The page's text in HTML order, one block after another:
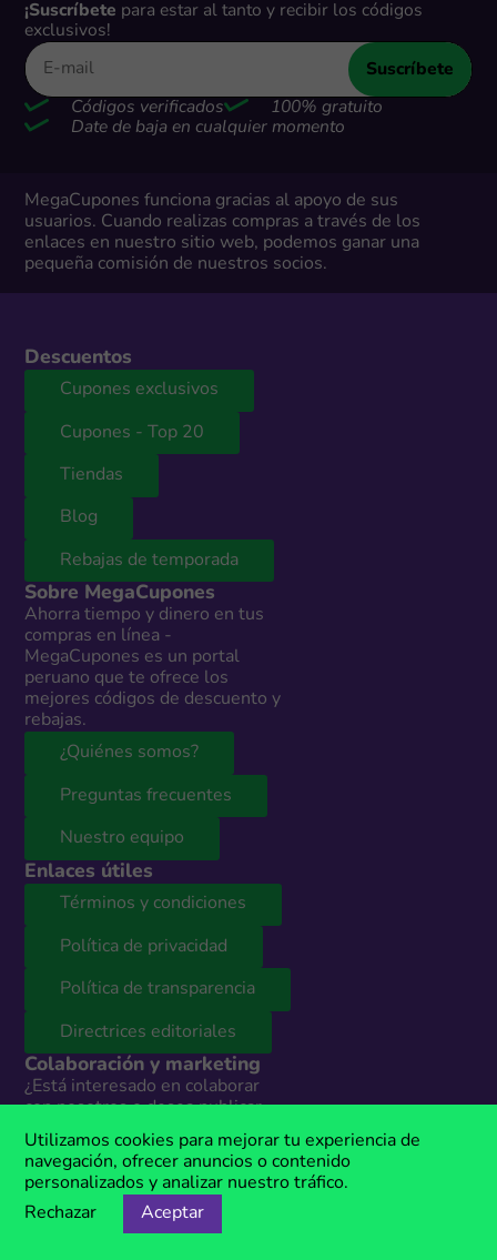
¡Suscríbete para estar al tanto y recibir los códigos
exclusivos!
Suscríbete
Códigos verificados
100% gratuito
Date de baja en cualquier momento
MegaCupones funciona gracias al apoyo de sus
usuarios. Cuando realizas compras a través de los
enlaces en nuestro sitio web, podemos ganar una
pequeña comisión de nuestros socios.
Descuentos
Cupones exclusivos
Cupones - Top 20
Tiendas
Blog
Rebajas de temporada
Sobre MegaCupones
Ahorra tiempo y dinero en tus
compras en línea -
MegaCupones es un portal
peruano que te ofrece los
mejores códigos de descuento y
rebajas.
¿Quiénes somos?
Preguntas frecuentes
Nuestro equipo
Enlaces útiles
Términos y condiciones
Política de privacidad
Política de transparencia
Directrices editoriales
Colaboración y marketing
¿Está interesado en colaborar
con nosotros o desea publicar
sus códigos de descuento en
nuestro sitio web? Contáctenos y
nuestro equipo le presentará
todas las opciones según sus
necesidades. Estamos
disponibles todos los días en:
Utilizamos cookies para mejorar tu experiencia de
navegación, ofrecer anuncios o contenido
personalizados y analizar nuestro tráfico.
Rechazar
Aceptar